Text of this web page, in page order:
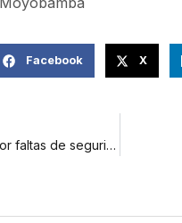
Facebook X
Sancionan a discoteca Anaconda por faltas de seguridad y cancelan evento Miss Tanga